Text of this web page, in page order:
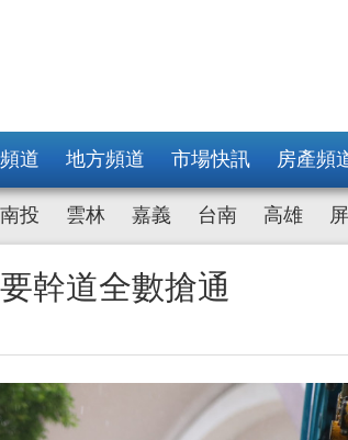
道 地方頻道 市場快訊 房產頻
南投 雲林 嘉義 台南 高雄
幹道全數搶通